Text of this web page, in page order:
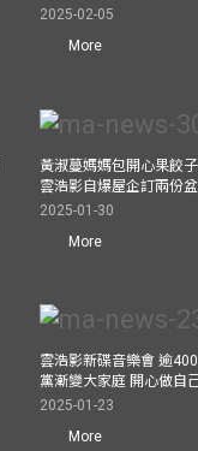
2025-02-05
More
黃淑蔓媽媽包開心果餃
雲浩影自爆屋企訂兩份
2025-01-30
More
雲浩影新碟音樂會 逾
黨漸變大家庭 開心做自
2025-01-23
More